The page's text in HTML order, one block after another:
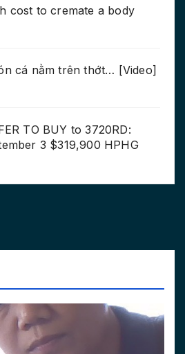
cost to cremate a body
cá nằm trên thớt… [Video]
TO BUY to 3720RD:
3 $319,900 HPHG